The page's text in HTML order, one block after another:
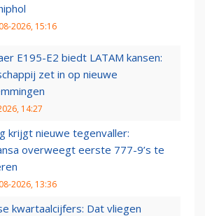
2026, 15:16
E195-E2 biedt LATAM kansen:
zet in op nieuwe
14:27
krijgt nieuwe tegenvaller:
overweegt eerste 777-9’s te
2026, 13:36
kwartaalcijfers: Dat vliegen